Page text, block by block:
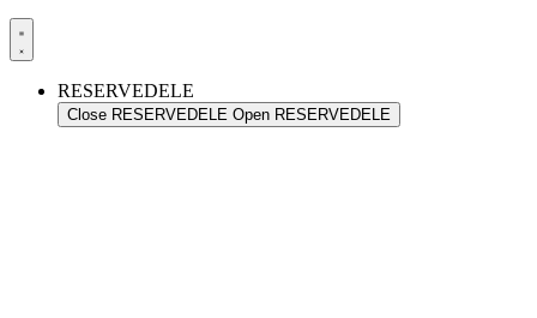
RESERVEDELE
Close RESERVEDELE Open RESERVEDELE